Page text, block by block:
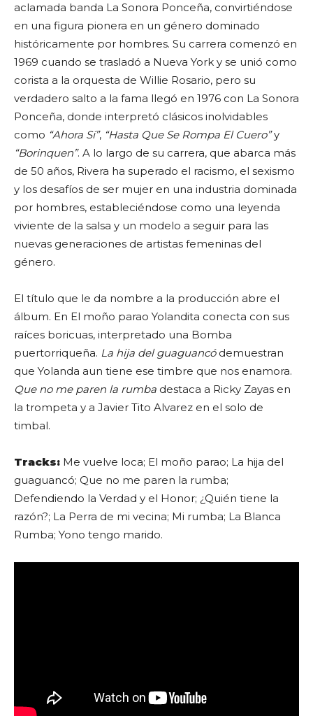
aclamada banda La Sonora Ponceña, convirtiéndose
en una figura pionera en un género dominado
históricamente por hombres. Su carrera comenzó en
1969 cuando se trasladó a Nueva York y se unió como
corista a la orquesta de Willie Rosario, pero su
verdadero salto a la fama llegó en 1976 con La Sonora
Ponceña, donde interpretó clásicos inolvidables
como “Ahora Sí”, “Hasta Que Se Rompa El Cuero”y
“Borinquen”. A lo largo de su carrera, que abarca más
de 50 años, Rivera ha superado el racismo, el sexismo
y los desafíos de ser mujer en una industria dominada
por hombres, estableciéndose como una leyenda
viviente de la salsa y un modelo a seguir para las
nuevas generaciones de artistas femeninas del
género.
El título que le da nombre a la producción abre el
álbum. En El moño parao Yolandita conecta con sus
raíces boricuas, interpretado una Bomba
puertorriqueña. La hija del guaguancó demuestran
que Yolanda aun tiene ese timbre que nos enamora.
Que no me paren la rumba destaca a Ricky Zayas en
la trompeta y a Javier Tito Alvarez en el solo de
timbal.
Tracks: Me vuelve loca; El moño parao; La hija del
guaguancó; Que no me paren la rumba;
Defendiendo la Verdad y el Honor; ¿Quién tiene la
razón?; La Perra de mi vecina; Mi rumba; La Blanca
Rumba; Yono tengo marido.